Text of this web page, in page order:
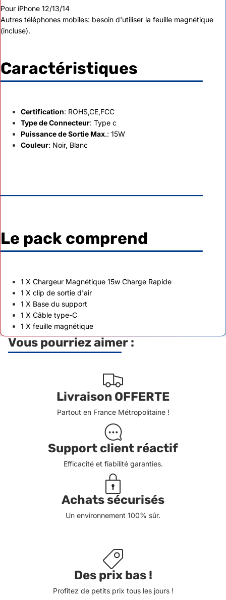
Pour iPhone 12/13/14
Autres téléphones mobiles: besoin d'utiliser la feuille magnétique
(incluse).
Caractéristiques
Certification: ROHS,CE,FCC
Type de Connecteur: Type c
Puissance de Sortie Max.: 15W
Couleur: Noir, Blanc
Le pack comprend
1 X Chargeur Magnétique 15w Charge Rapide
1 X clip de sortie d'air
1 X Base du support
1 X Câble type-C
1 X feuille magnétique
Vous pourriez aimer :
Livraison OFFERTE
Partout en France Métropolitaine !
Support client réactif
Efficacité et fiabilité garanties.
Achats sécurisés
Un environnement 100% sûr.
Des prix bas !
Profitez de petits prix tous les jours !